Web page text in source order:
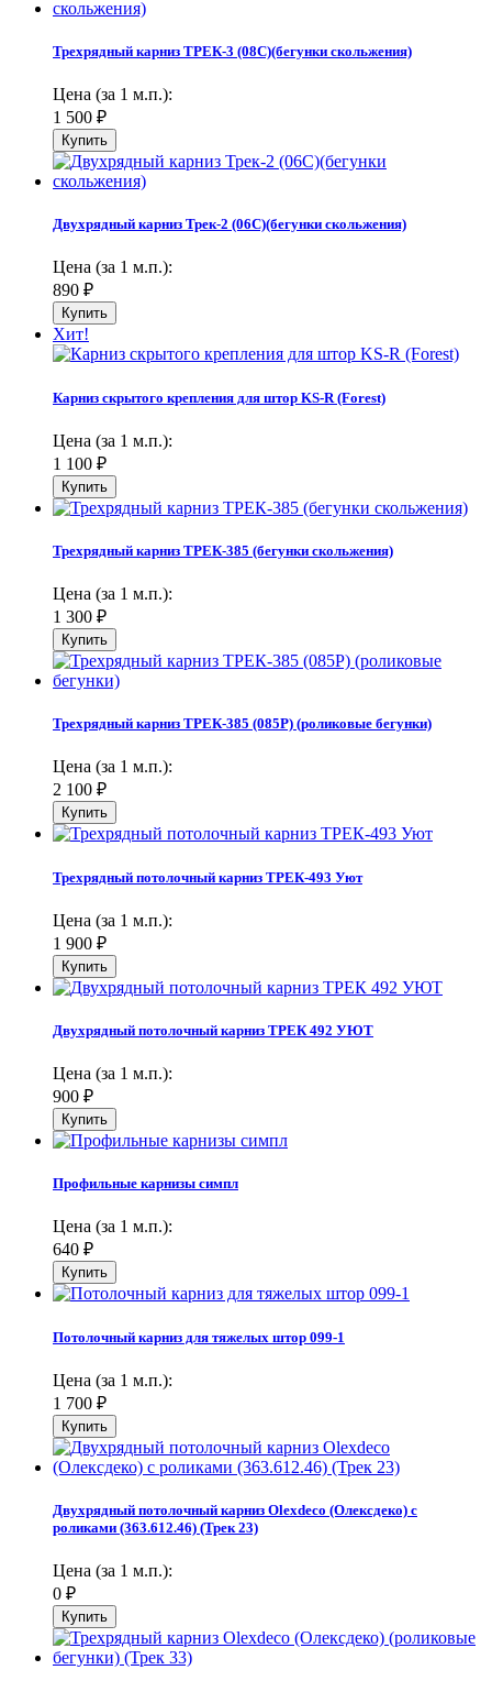
Трехрядный карниз ТРЕК-3 (08С)(бегунки скольжения)
Цена (за 1 м.п.):
1 500 ₽
Двухрядный карниз Трек-2 (06С)(бегунки скольжения)
Цена (за 1 м.п.):
890 ₽
Хит!
Карниз скрытого крепления для штор KS-R (Forest)
Цена (за 1 м.п.):
1 100 ₽
Трехрядный карниз ТРЕК-385 (бегунки скольжения)
Цена (за 1 м.п.):
1 300 ₽
Трехрядный карниз ТРЕК-385 (085Р) (роликовые бегунки)
Цена (за 1 м.п.):
2 100 ₽
Трехрядный потолочный карниз ТРЕК-493 Уют
Цена (за 1 м.п.):
1 900 ₽
Двухрядный потолочный карниз ТРЕК 492 УЮТ
Цена (за 1 м.п.):
900 ₽
Профильные карнизы симпл
Цена (за 1 м.п.):
640 ₽
Потолочный карниз для тяжелых штор 099-1
Цена (за 1 м.п.):
1 700 ₽
Двухрядный потолочный карниз Olexdeco (Олексдеко) c
роликами (363.612.46) (Трек 23)
Цена (за 1 м.п.):
0 ₽